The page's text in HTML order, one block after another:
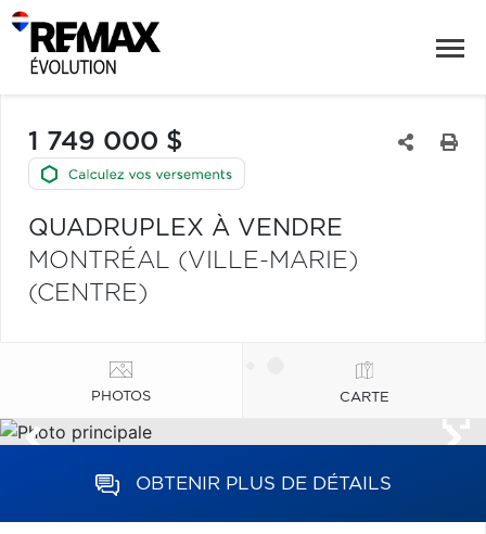
1 749 000 $
QUADRUPLEX À VENDRE
MONTRÉAL (VILLE-MARIE)
(CENTRE)
PHOTOS CARTE
OBTENIR PLUS DE DÉTAILS